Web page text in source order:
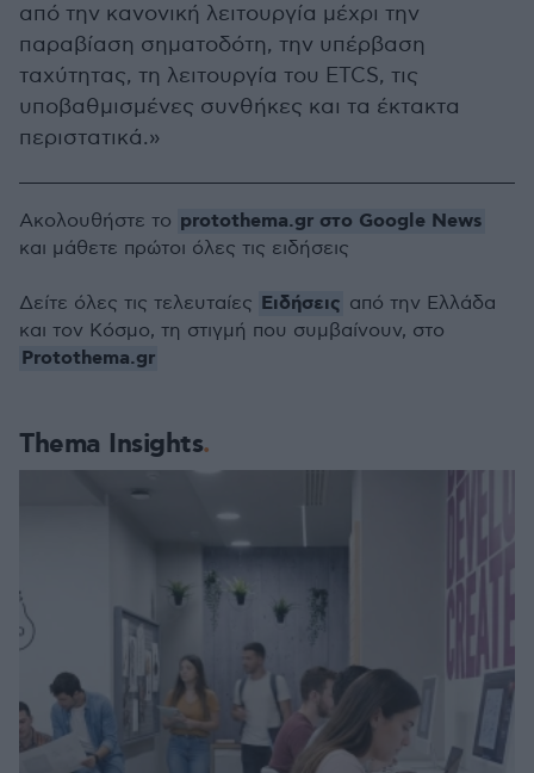
από την κανονική λειτουργία μέχρι την
παραβίαση σηματοδότη, την υπέρβαση
ταχύτητας, τη λειτουργία του ETCS, τις
υποβαθμισμένες συνθήκες και τα έκτακτα
περιστατικά.»
Thema Insights
Ακολουθήστε το protothema.gr στο Google News
και μάθετε πρώτοι όλες τις ειδήσεις
Δείτε όλες τις τελευταίες Ειδήσεις από την Ελλάδα
και τον Κόσμο, τη στιγμή που συμβαίνουν, στο
Protothema.gr